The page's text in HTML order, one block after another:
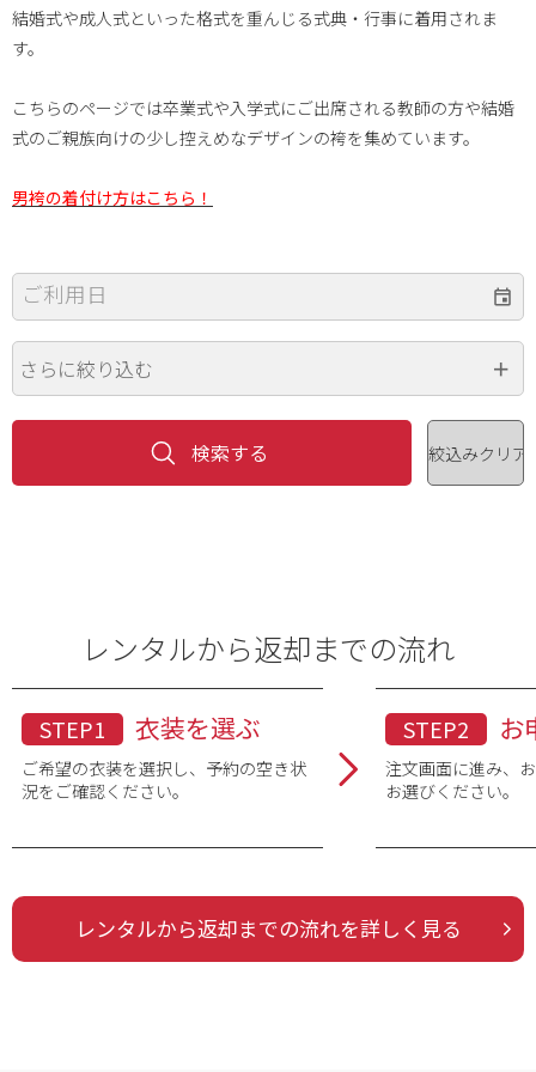
結婚式や成人式といった格式を重んじる式典・行事に着用されま
す。
こちらのページでは卒業式や入学式にご出席される教師の方や結婚
式のご親族向けの少し控えめなデザインの袴を集めています。
男袴の着付け方はこちら！
ご利用日
さらに絞り込む
ウエストサイ
※複数選択可
レンタルから返却までの流れ
STEP1 衣装を選ぶ
ご希望の衣装を選択し、予約の空き状
況をご確認ください。
STEP2 お
注文画面に進み、
お選びください。
レンタルから返却までの流れを詳しく見る